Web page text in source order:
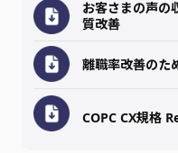
お客さまの声の
質改善
離職率改善のた
COPC CX規格